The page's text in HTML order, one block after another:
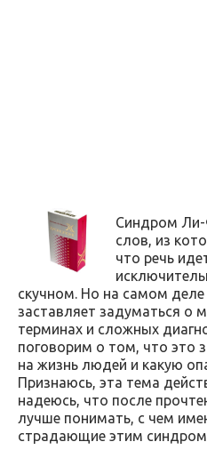
Синдром Ли-
слов, из
что речь
скучном. Но на самом деле
заставляет задуматься о
терминах и сложных
поговорим о том, что это
на жизнь людей и какую
Признаюсь, эта тема
надеюсь, что после
лучше понимать, с чем
страдающие этим